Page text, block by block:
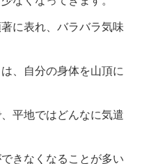
に表れ、バラバラ気味
、自分の身体を山頂に
平地ではどんなに気遣
きなくなることが多い